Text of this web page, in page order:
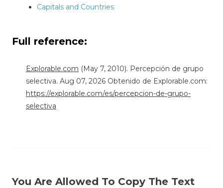
Capitals and Countries
Full reference:
Explorable.com (May 7, 2010). Percepción de grupo
selectiva. Aug 07, 2026 Obtenido de Explorable.com:
https://explorable.com/es/percepcion-de-grupo-
selectiva
You Are Allowed To Copy The Text